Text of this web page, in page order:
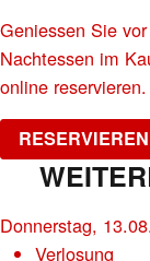
Geniessen Sie
Nachtessen im
online reservieren.
RESERVIEREN
Donnerstag,
Verlosung